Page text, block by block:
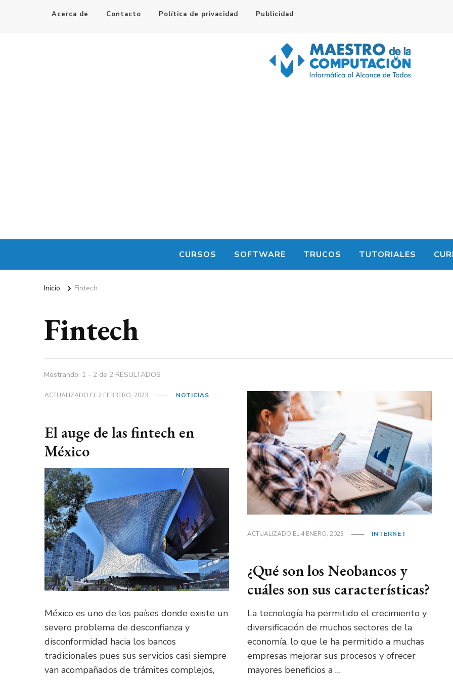
Acerca de Contacto Política de privacidad Publicidad
CURSOS SOFTWARE TRUCOS TUTORIALES
Inicio Fintech
Fintech
Mostrando: 1 - 2 de 2 RESULTADOS
ACTUALIZADO EL2 FEBRERO, 2023 NOTICIAS
El auge de las fintech en
México
México es uno de los países donde existe un
severo problema de desconfianza y
disconformidad hacia los bancos
tradicionales pues sus servicios casi siempre
van acompañados de trámites complejos,
ACTUALIZADO EL4 ENERO, 2023 INTERNET
¿Qué son los Neobancos y
cuáles son sus características?
La tecnología ha permitido el crecimiento y
diversificación de muchos sectores de la
economía, lo que le ha permitido a muchas
empresas mejorar sus procesos y ofrecer
mayores beneficios a …